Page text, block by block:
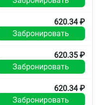
620.34 ₽
Забронировать
620.35 ₽
Забронировать
620.34 ₽
Забронировать